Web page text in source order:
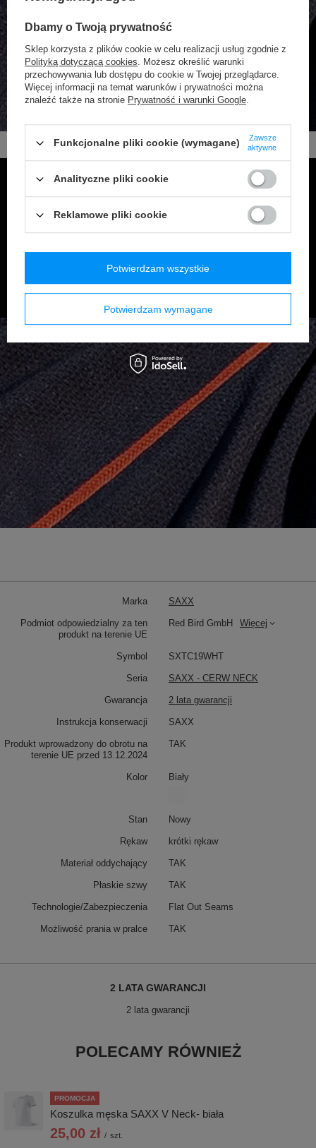
FLAT OUT SEAMS
Marka SAXX
Podmiot odpowiedzialny za ten
produkt na terenie UE
Red Bird GmbH Więcej
Symbol SXTC19WHT
Seria SAXX - CERW NECK
Gwarancja 2 lata gwarancji
Instrukcja konserwacji SAXX
Produkt wprowadzony do obrotu na
terenie UE przed 13.12.2024
TAK
Kolor Biały
Stan Nowy
Rękaw krótki rękaw
Materiał oddychający TAK
Płaskie szwy TAK
Technologie/Zabezpieczenia Flat Out Seams
Możliwość prania w pralce TAK
2 LATA GWARANCJI
2 lata gwarancji
POLECAMY RÓWNIEŻ
PROMOCJA
Koszulka męska SAXX V Neck- biała
25,00 zł / szt.
Dbamy o Twoją prywatność
Sklep korzysta z plików cookie w celu realizacji usług zgodnie z
Polityką dotyczącą cookies. Możesz określić warunki
przechowywania lub dostępu do cookie w Twojej przeglądarce.
Więcej informacji na temat warunków i prywatności można
znaleźć także na stronie Prywatność i warunki Google.
Funkcjonalne pliki cookie (wymagane)
Zawsze
aktywne
Analityczne pliki cookie
Reklamowe pliki cookie
Potwierdzam wymagane
Potwierdzam wszystkie